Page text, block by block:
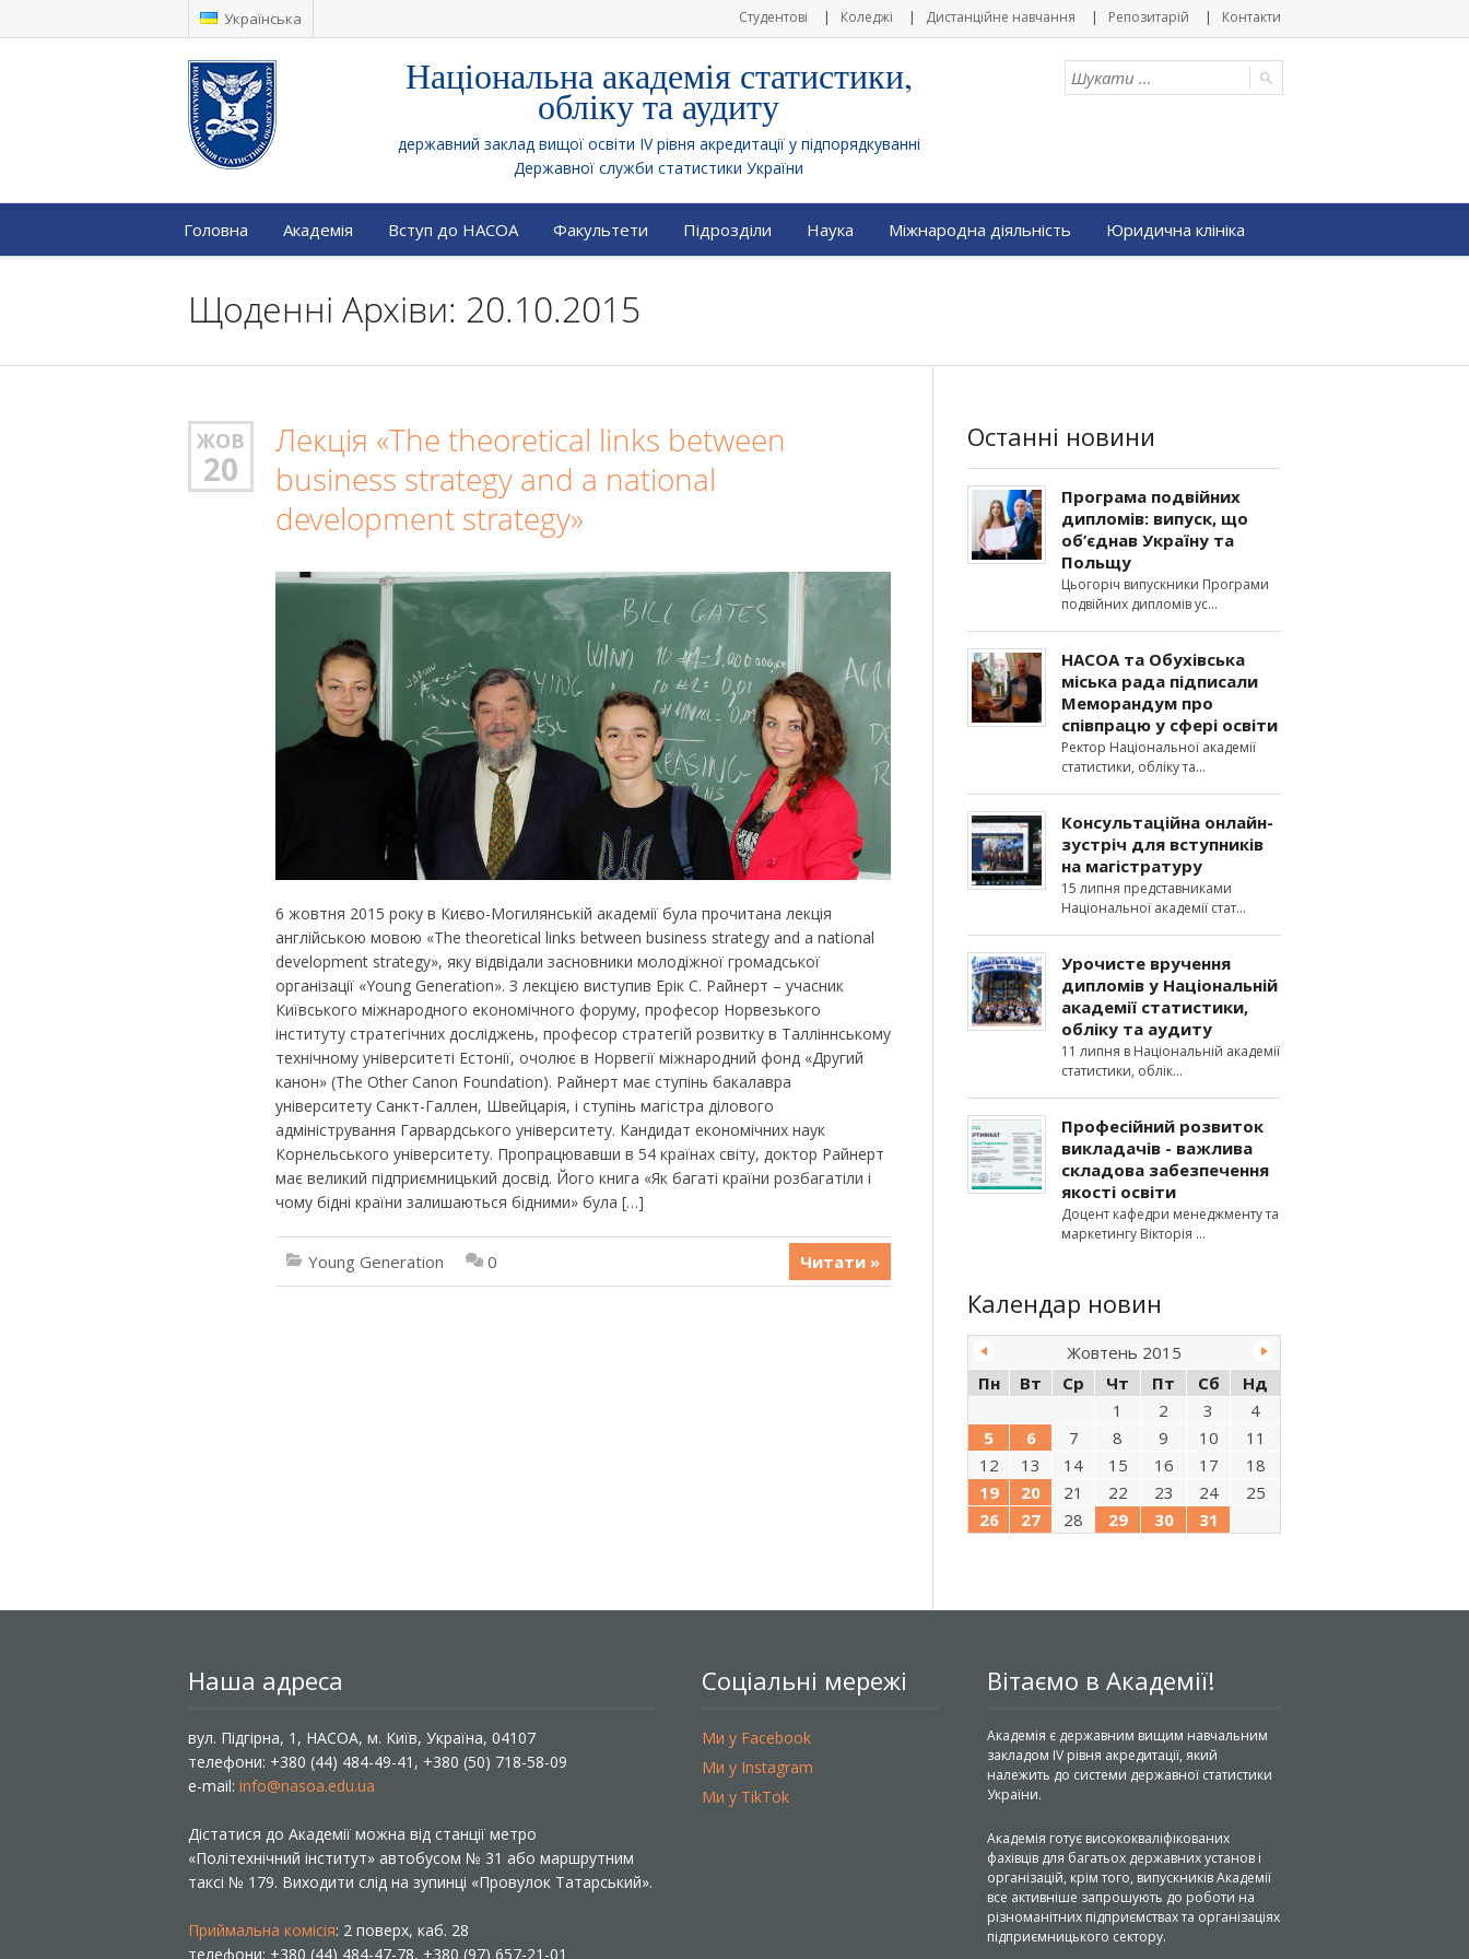
Українська Студентові Коледжі Дистанційне навчання Репозитарій Контакти
Національна академія статистики,
обліку та аудиту
державний заклад вищої освіти IV рівня акредитації у підпорядкуванні
Державної служби статистики України
Головна Академія Вступ до НАСОА Факультети Підрозділи Наука Міжнародна діяльність Юридична клініка
Щоденні Архіви: 20.10.2015
ЖОВ
20
Лекція «The theoretical links between
business strategy and a national
development strategy»
6 жовтня 2015 року в Києво-Могилянській академії була прочитана лекція
англійською мовою «The theoretical links between business strategy and a national
development strategy», яку відвідали засновники молодіжної громадської
організації «Young Generation». З лекцією виступив Ерік С. Райнерт – учасник
Київського міжнародного економічного форуму, професор Норвезького
інституту стратегічних досліджень, професор стратегій розвитку в Талліннському
технічному університеті Естонії, очолює в Норвегії міжнародний фонд «Другий
канон» (The Other Canon Foundation). Райнерт має ступінь бакалавра
університету Санкт-Галлен, Швейцарія, і ступінь магістра ділового
адміністрування Гарвардського університету. Кандидат економічних наук
Корнельського університету. Пропрацювавши в 54 країнах світу, доктор Райнерт
має великий підприємницький досвід. Його книга «Як багаті країни розбагатіли і
чому бідні країни залишаються бідними» була […]
Young Generation 0 Читати »
Останні новини
Програма подвійних
дипломів: випуск, що
об’єднав Україну та
Польщу
Цьогоріч випускники Програми
подвійних дипломів ус
НАСОА та Обухівська
міська рада підписали
Меморандум про
співпрацю у сфері освіти
Ректор Національної академії
статистики, обліку та
Консультаційна онлайн-
зустріч для вступників
на магістратуру
15 липня представниками
Національної академії стат
Урочисте вручення
дипломів у Національній
академії статистики,
обліку та аудиту
11 липня в Національній академії
статистики, облік
Професійний розвиток
викладачів - важлива
складова забезпечення
якості освіти
Доцент кафедри менеджменту та
маркетингу Вікторія
Календар новин
Жовтень 2015
Пн
Вт Ср Чт Пт Сб
Нд
1
2 3
4
5
6 7 8 9 10
11
12
13 14 15 16 17
18
19
20 21 22 23 24
25
26
27 28 29 30 31
Наша адреса
вул. Підгірна, 1, НАСОА, м. Київ, Україна, 04107
телефони: +380 (44) 484-49-41, +380 (50) 718-58-09
e-mail: info@nasoa.edu.ua
Дістатися до Академії можна від станції метро
«Політехнічний інститут» автобусом № 31 або маршрутним
таксі № 179. Виходити слід на зупинці «Провулок Татарський».
Приймальна комісія: 2 поверх, каб. 28
телефони: +380 (44) 484-47-78, +380 (97) 657-21-01
Соціальні мережі
Ми у Facebook
Ми у Instagram
Ми у TikTok
Вітаємо в Академії!
Академія є державним вищим навчальним
закладом IV рівня акредитації, який
належить до системи державної статистики
України.
Академія готує висококваліфікованих
фахівців для багатьох державних установ і
організацій, крім того, випускників Академії
все активніше запрошують до роботи на
різноманітних підприємствах та організаціях
підприємницького сектору.